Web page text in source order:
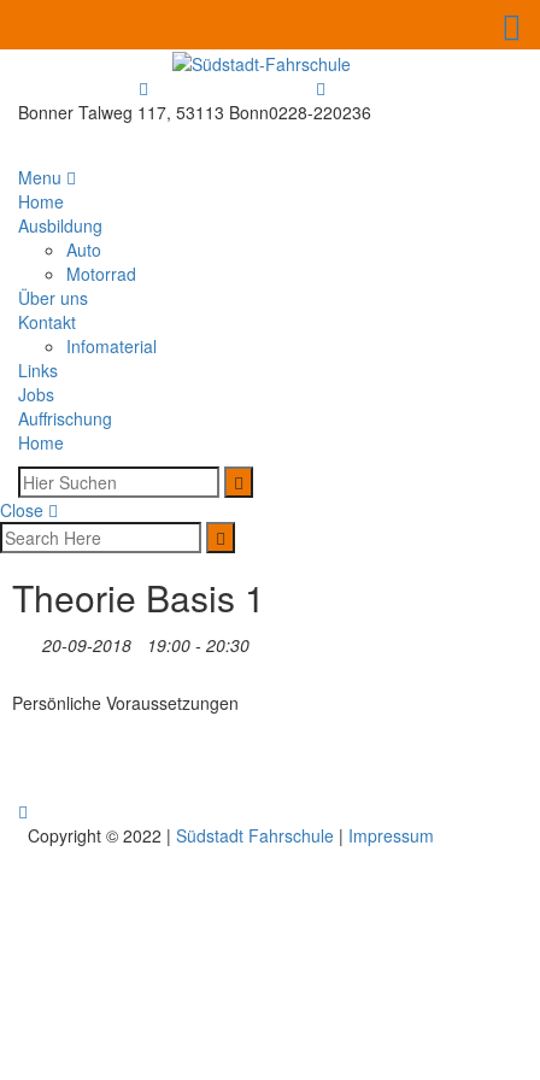
Bonner Talweg 117, 53113 Bonn0228-220236
Menu
Home
Ausbildung
Auto
Motorrad
Über uns
Kontakt
Infomaterial
Links
Jobs
Auffrischung
Home
Close
Theorie Basis 1
20-09-2018 19:00 - 20:30
Persönliche Voraussetzungen
Copyright © 2022 | Südstadt Fahrschule | Impressum